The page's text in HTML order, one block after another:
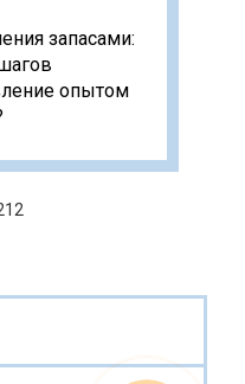
запасами:
опытом